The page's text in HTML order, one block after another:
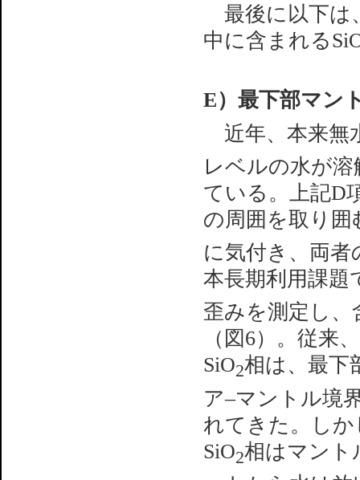
最後に以下は
中に含まれる
E）最下部マン
近年、本来無
レベルの水が
ている。上記D
の周囲を取り囲
に気付き、両者
本長期利用課題
歪みを測定し
（図6）。従来
SiO2相は、最下
ア–マントル境
れてきた。し
SiO2相はマント